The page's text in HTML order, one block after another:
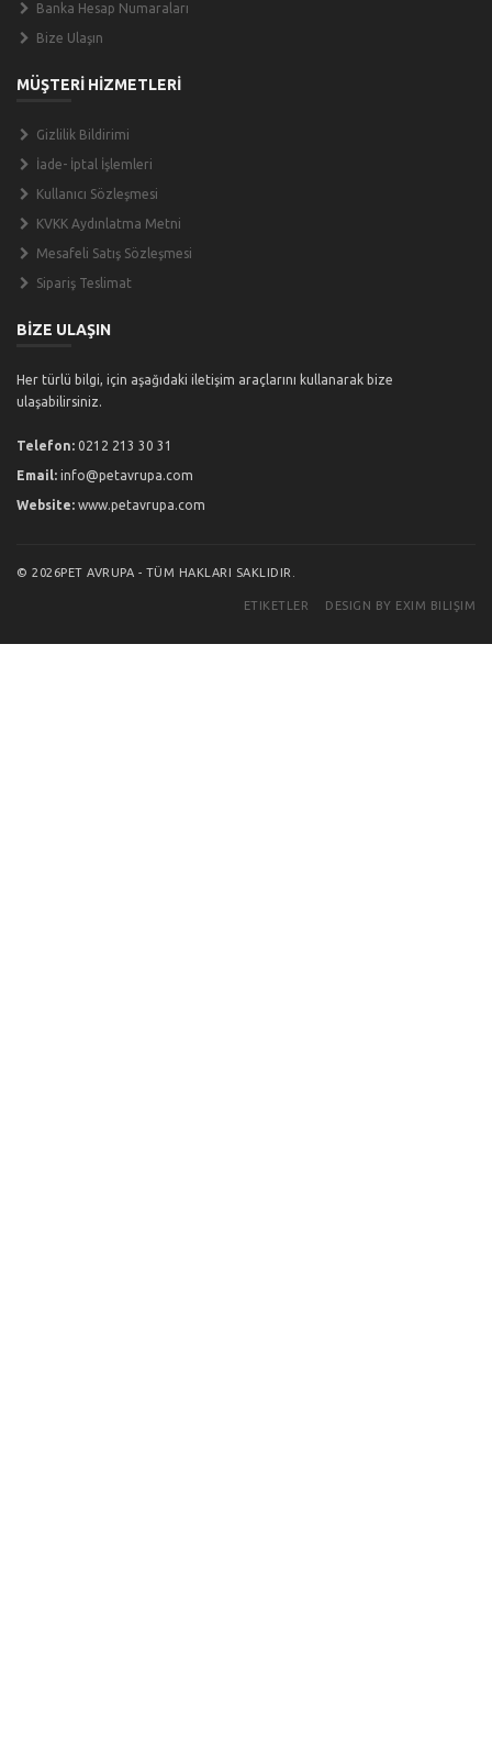
Banka Hesap Numaraları
Bize Ulaşın
MÜŞTERİ HİZMETLERİ
Gizlilik Bildirimi
İade- İptal İşlemleri
Kullanıcı Sözleşmesi
KVKK Aydınlatma Metni
Mesafeli Satış Sözleşmesi
Sipariş Teslimat
BİZE ULAŞIN
Her türlü bilgi, için aşağıdaki iletişim araçlarını kullanarak bize
ulaşabilirsiniz.
Telefon: 0212 213 30 31
Email: info@petavrupa.com
Website: www.petavrupa.com
© 2026PET AVRUPA - TÜM HAKLARI SAKLIDIR.
ETIKETLER DESIGN BY EXIM BILIŞIM